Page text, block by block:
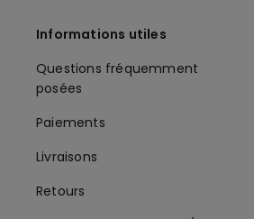
Informations utiles
Questions fréquemment
posées
Paiements
Livraisons
Retours